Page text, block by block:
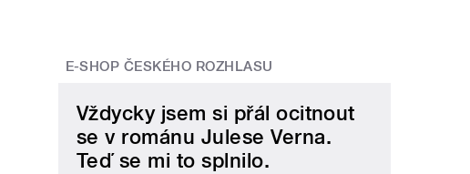
E-SHOP ČESKÉHO ROZHLASU
Vždycky jsem si přál ocitnout
se v románu Julese Verna.
Teď se mi to splnilo.